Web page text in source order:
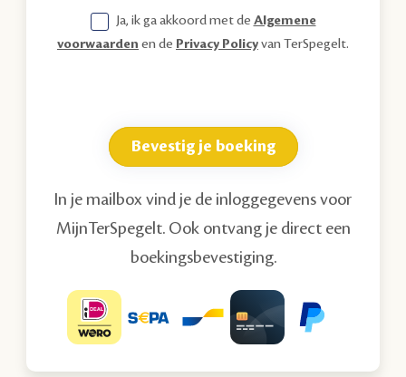
Ja, ik ga akkoord met de Algemene
voorwaarden en de Privacy Policyvan TerSpegelt.
Bevestig je boeking
In je mailbox vind je de inloggegevens voor
MijnTerSpegelt. Ook ontvang je direct een
boekingsbevestiging.